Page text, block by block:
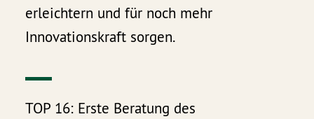
erleichtern und für noch mehr
Innovationskraft sorgen.
TOP 16: Erste Beratung des